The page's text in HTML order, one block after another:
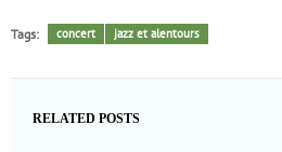
Tags: concert jazz et alentours
RELATED POSTS